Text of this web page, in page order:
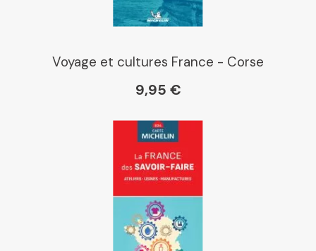
Voyage et cultures France - Corse
9,95 €